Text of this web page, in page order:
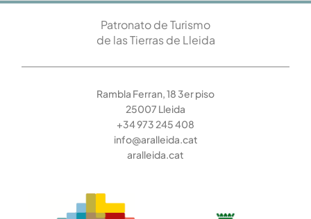
Patronato de Turismo
de las Tierras de Lleida
Rambla Ferran, 18 3er piso
25007 Lleida
+34 973 245 408
info@aralleida.cat
aralleida.cat